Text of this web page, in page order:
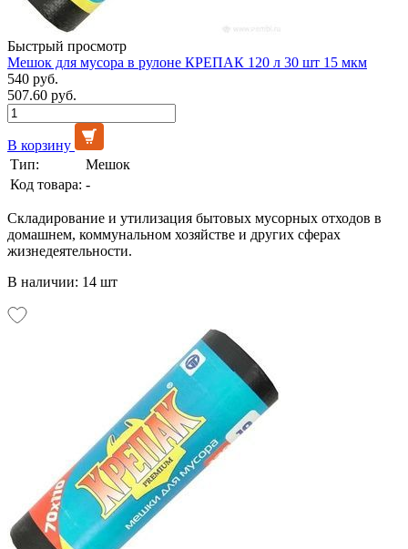
Быстрый просмотр
Мешок для мусора в рулоне КРЕПАК 120 л 30 шт 15 мкм
540 руб.
507.60 руб.
В корзину
Тип:
Мешок
Код товара: -
Складирование и утилизация бытовых мусорных отходов в
домашнем, коммунальном хозяйстве и других сферах
жизнедеятельности.
В наличии: 14 шт